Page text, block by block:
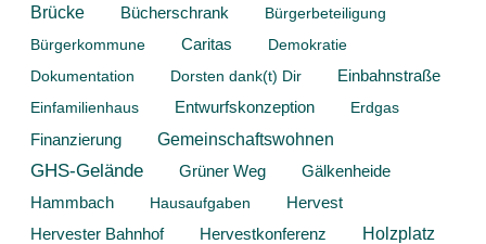
Brücke Bücherschrank
Bürgerbeteiligung
Bürgerkommune
Caritas
Demokratie
Dokumentation
Dorsten dank(t) Dir
Einbahnstraße
Einfamilienhaus
Entwurfskonzeption
Erdgas
Finanzierung
Gemeinschaftswohnen
GHS-Gelände Grüner Weg Gälkenheide
Hammbach Hausaufgaben Hervest
Hervester Bahnhof Hervestkonferenz
Holzplatz